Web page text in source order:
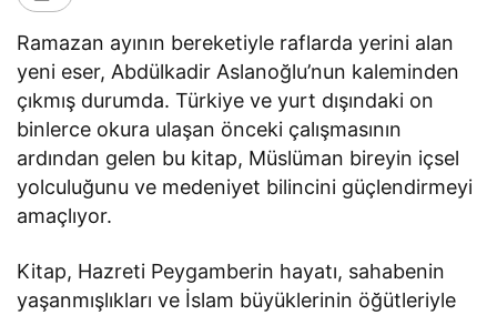
Ramazan ayının bereketiyle raflarda yerini alan
yeni eser, Abdülkadir Aslanoğlu’nun kaleminden
çıkmış durumda. Türkiye ve yurt dışındaki on
binlerce okura ulaşan önceki çalışmasının
ardından gelen bu kitap, Müslüman bireyin içsel
yolculuğunu ve medeniyet bilincini güçlendirmeyi
amaçlıyor.
Kitap, Hazreti Peygamberin hayatı, sahabenin
yaşanmışlıkları ve İslam büyüklerinin öğütleriyle